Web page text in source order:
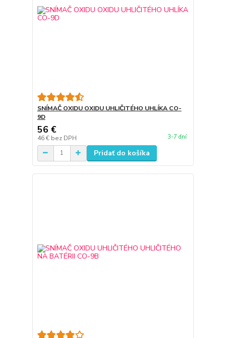
SNÍMAČ OXIDU OXIDU UHLIČITÉHO UHLÍKA CO-
9D
56 €
46 € bez DPH 3-7 dní
Pridať do košíka